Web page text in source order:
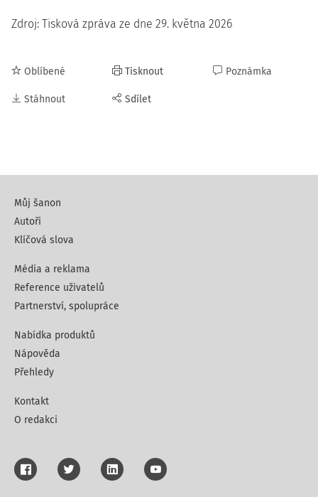
Zdroj: Tisková zpráva ze dne 29. května 2026
Oblíbené
Stáhnout
Tisknout
Sdílet
Poznámka
Můj šanon
Autoři
Klíčová slova
Média a reklama
Reference uživatelů
Partnerství, spolupráce
Nabídka produktů
Nápověda
Přehledy
Kontakt
O redakci